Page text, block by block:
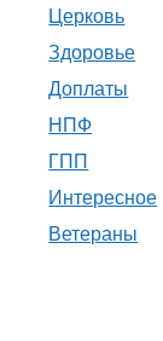
Церковь
Здоровье
Доплаты
НПФ
ГПП
Интересное
Ветераны